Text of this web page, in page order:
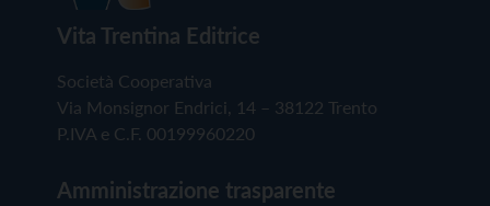
Vita Trentina Editrice
Società Cooperativa
Via Monsignor Endrici, 14 – 38122 Trento
P.IVA e C.F. 00199960220
Amministrazione trasparente